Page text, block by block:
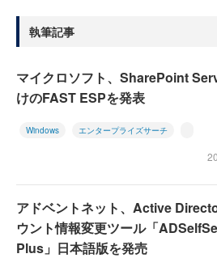
執筆記事
マイクロソフト、SharePoint
けのFAST ESPを発表
Windows エンタープライズサーチ
アドベントネット、Active
ウント情報変更ツール「
Plus」日本語版を発売